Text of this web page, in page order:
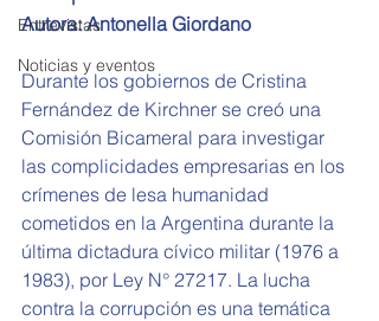
Entrevistas
Noticias y eventos
Autora: Antonella Giordano
Durante los gobiernos de Cristina
Fernández de Kirchner se creó una
Comisión Bicameral para investigar
las complicidades empresarias en los
crímenes de lesa humanidad
cometidos en la Argentina durante la
última dictadura cívico militar (1976 a
1983), por Ley N° 27217. La lucha
contra la corrupción es una temática